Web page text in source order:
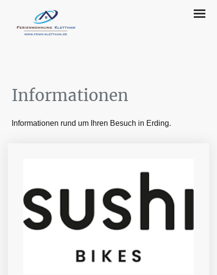
Informationen
Informationen rund um Ihren Besuch in Erding.